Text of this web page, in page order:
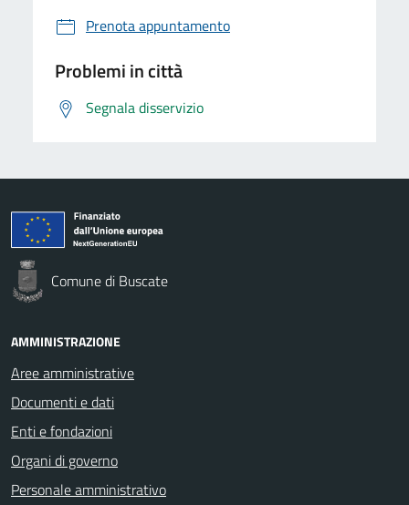
Prenota appuntamento
Problemi in città
Segnala disservizio
Comune di Buscate
AMMINISTRAZIONE
Aree amministrative
Documenti e dati
Enti e fondazioni
Organi di governo
Personale amministrativo